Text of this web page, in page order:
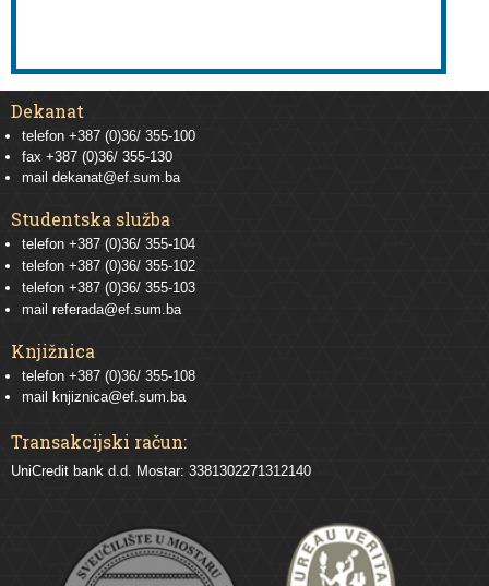
Dekanat
telefon +387 (0)36/ 355-100
fax +387 (0)36/ 355-130
mail dekanat@ef.sum.ba
Studentska služba
telefon +387 (0)36/ 355-104
telefon +387 (0)36/ 355-102
telefon +387 (0)36/ 355-103
mail referada@ef.sum.ba
Knjižnica
telefon +387 (0)36/ 355-108
mail
knjiznica@ef.sum.ba
Transakcijski račun:
UniCredit bank d.d. Mostar: 3381302271312140